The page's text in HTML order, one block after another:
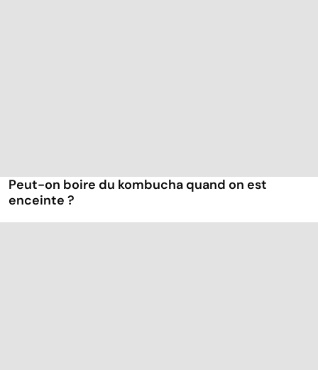
Peut-on boire du kombucha quand on est
enceinte ?